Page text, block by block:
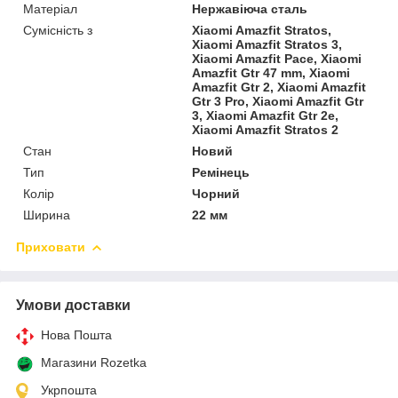
Матеріал
Нержавіюча сталь
Сумісність з
Xiaomi Amazfit Stratos,
Xiaomi Amazfit Stratos 3,
Xiaomi Amazfit Pace, Xiaomi
Amazfit Gtr 47 mm, Xiaomi
Amazfit Gtr 2, Xiaomi Amazfit
Gtr 3 Pro, Xiaomi Amazfit Gtr
3, Xiaomi Amazfit Gtr 2e,
Xiaomi Amazfit Stratos 2
Стан
Новий
Тип
Ремінець
Колір
Чорний
Ширина
22 мм
Приховати
Умови доставки
Нова Пошта
Магазини Rozetka
Укрпошта